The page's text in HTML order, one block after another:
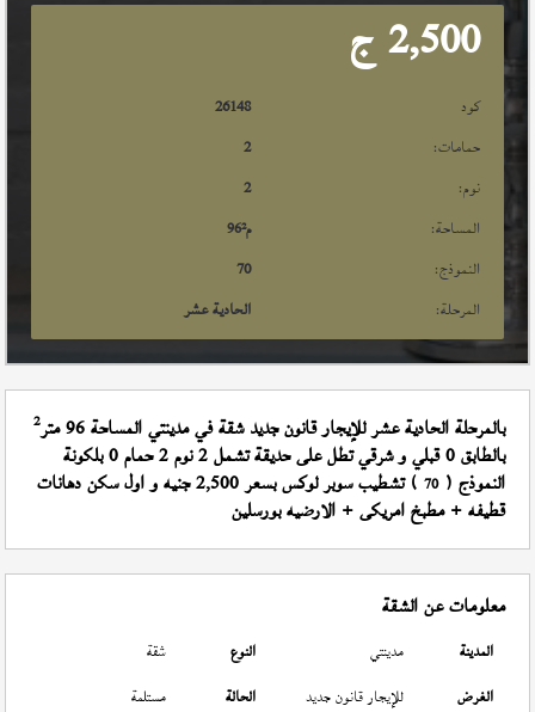
2,500 ج
كود
26148
حمامات:
2
نوم:
2
المساحة:
96م²
النموذج:
70
المرحلة:
الحادية عشر
بالمرحلة الحادية عشر للإيجار قانون جديد شقة في مدينتي المساحة 96 متر 2
بالطابق 0 قبلي و شرقي تطل على حديقة تشمل 2 نوم 2 حمام 0 بلكونة
النموذج (70 ) تشطيب سوبر لوكس بسعر 2,500 جنيه و اول سكن دهانات
قطيفه + مطبخ امريكى + الارضيه بورسلين
معلومات عن الشقة
المدينة مدينتي النوع
شقة
الغرض
للإيجار قانون جديد الحالة
مستلمة